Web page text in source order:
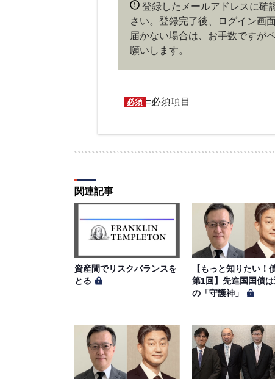
ユーザー名およびパスワードの利用
会員は、ユーザー名およびパスワー
更、売買、その他の担保に供するな
およびパスワードの使用によって生
ものとします。
当社は、一定の予告期間をもって本
の事前通知、承諾なしに本サイトの
第７条（個人情報の取扱い）
当社は、会員の個人情報を別途オン
き、適切に取り扱うものとします。
登録したメールアドレスに確
さい。登録完了後、ログイン画
届かない場合は、お手数ですが
願いします。
必須 =必須項目
関連記事
資産間でリスクバランスを
とる
【もっと知りたい！
第1回】先進国国債は
の「守護神」